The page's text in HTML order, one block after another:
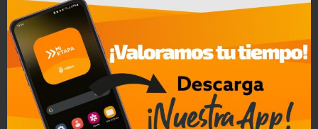
Convocatoria a Oferta Pública de
Bienes Muebles e Inmuebles – COAC
CREA en Liquidación